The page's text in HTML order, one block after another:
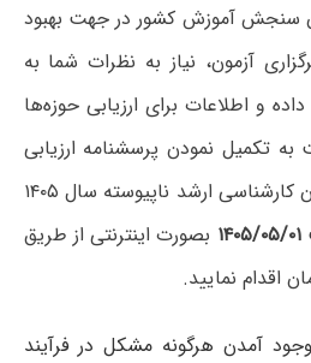
سنجش آموزش کشور در جهت بهبود
آزمون، نیاز به نظرات شما به
و اطلاعات برای ارزیابی حوزه‌ها
تکمیل نمودن پرسشنامه ارزیابی
ارشد ناپیوسته سال ۱۴۰۵
بصورت اینترنتی از طریق
اقدام نمایید.
آمدن هرگونه مشکل در فرآیند